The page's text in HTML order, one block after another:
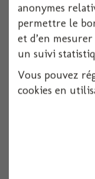
anonymes
permettre le
et d’en
un suivi
Vous pouvez
cookies en